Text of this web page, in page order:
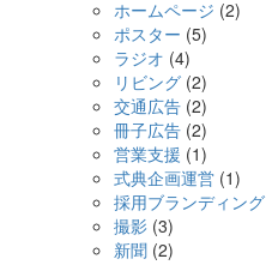
ホームページ (2)
ポスター (5)
ラジオ (4)
リビング (2)
交通広告 (2)
冊子広告 (2)
営業支援 (1)
式典企画運営 (1)
採用ブランディング
撮影 (3)
新聞 (2)